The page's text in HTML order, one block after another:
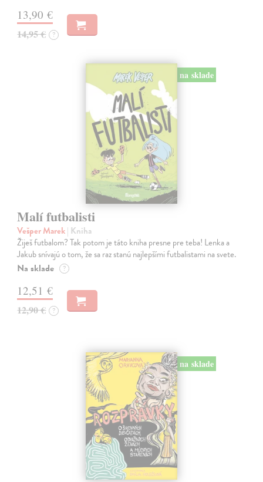
13,90 €
14,95 € ?
na sklade
Malí futbalisti
Vešper Marek| Kniha
Žiješ futbalom? Tak potom je táto kniha presne pre teba! Lenka a
Jakub snívajú o tom, že sa raz stanú najlepšími futbalistami na svete.
Na sklade ?
12,51 €
12,90 € ?
na sklade